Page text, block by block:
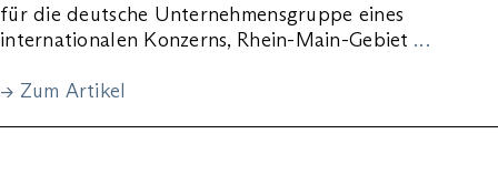
für die deutsche Unternehmensgruppe eines
internationalen Konzerns, Rhein-Main-Gebiet …
→ Zum Artikel